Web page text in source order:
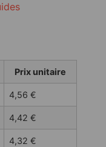
Prix unitaire
4,56 €
4,42 €
4,32 €